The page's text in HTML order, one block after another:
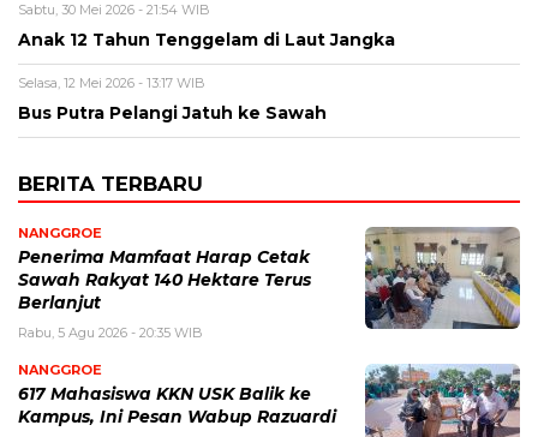
Sabtu, 30 Mei 2026 - 21:54 WIB
Anak 12 Tahun Tenggelam di Laut Jangka
Selasa, 12 Mei 2026 - 13:17 WIB
Bus Putra Pelangi Jatuh ke Sawah
BERITA TERBARU
NANGGROE
Penerima Mamfaat Harap Cetak
Sawah Rakyat 140 Hektare Terus
Berlanjut
Rabu, 5 Agu 2026 - 20:35 WIB
NANGGROE
617 Mahasiswa KKN USK Balik ke
Kampus, Ini Pesan Wabup Razuardi